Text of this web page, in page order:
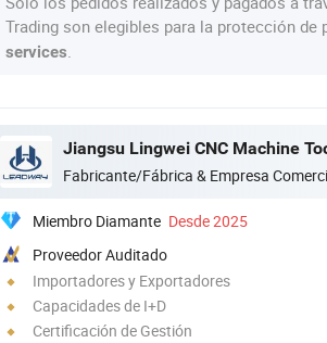
Trading son elegibles para la protección de
services
Jiangsu Lingwei CNC Machine
Fabricante/Fábrica & Empresa
Miembro Diamante Desde 2025
Proveedor Auditado
Importadores y Exportadores
Capacidades de I+D
Certificación de Gestión